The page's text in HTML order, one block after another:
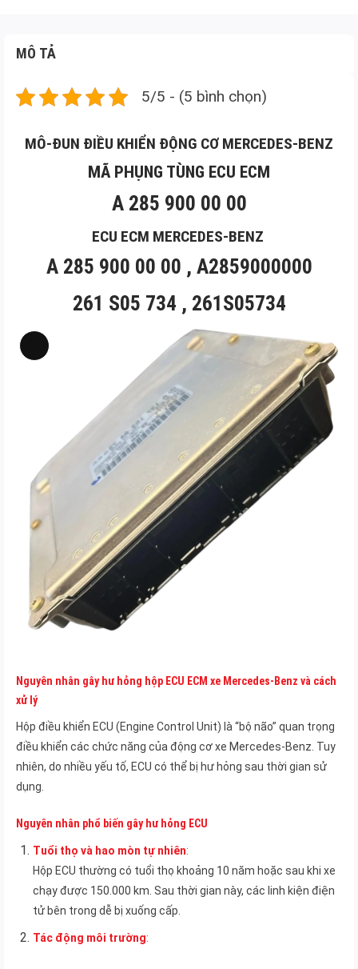
MÔ TẢ
5/5 - (5 bình chọn)
MÔ-ĐUN ĐIỀU KHIỂN ĐỘNG CƠ MERCEDES-BENZ
MÃ PHỤNG TÙNG ECU ECM
A 285 900 00 00
ECU ECM MERCEDES-BENZ
A 285 900 00 00 , A2859000000
261 S05 734 , 261S05734
Long
Nguyên nhân gây hư hỏng hộp ECU ECM xe Mercedes-Benz và cách
xử lý
Hộp điều khiển ECU (Engine Control Unit) là “bộ não” quan trọng
điều khiển các chức năng của động cơ xe Mercedes-Benz. Tuy
nhiên, do nhiều yếu tố, ECU có thể bị hư hỏng sau thời gian sử
dụng.
Nguyên nhân phổ biến gây hư hỏng ECU
Tuổi thọ và hao mòn tự nhiên:
Hộp ECU thường có tuổi thọ khoảng 10 năm hoặc sau khi xe
chạy được 150.000 km. Sau thời gian này, các linh kiện điện
tử bên trong dễ bị xuống cấp.
Tác động môi trường: